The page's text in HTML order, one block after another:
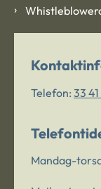
Telefon: 33
Mandag-